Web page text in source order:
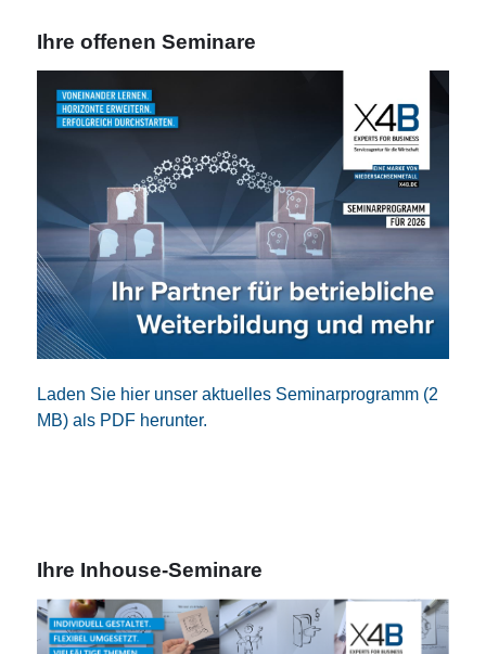
Ihre offenen Seminare
Laden Sie hier unser aktuelles Seminarprogramm (2
MB) als PDF herunter.
Ihre Inhouse-Seminare